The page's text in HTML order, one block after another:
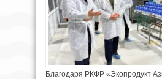
Благодаря РКФР «Экопродукт